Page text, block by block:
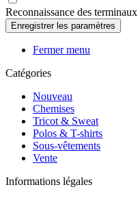
Reconnaissance des terminaux
Fermer menu
Catégories
Nouveau
Chemises
Tricot & Sweat
Polos & T-shirts
Sous-vêtements
Vente
Informations légales